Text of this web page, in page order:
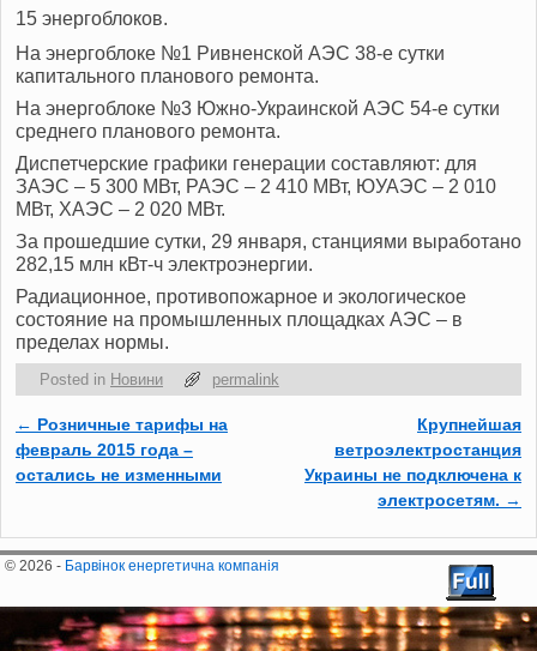
15 энергоблоков.
На энергоблоке №1 Ривненской АЭС 38-е сутки
капитального планового ремонта.
На энергоблоке №3 Южно-Украинской АЭС 54-е сутки
среднего планового ремонта.
Диспетчерские графики генерации составляют: для
ЗАЭС – 5 300 МВт, РАЭС – 2 410 МВт, ЮУАЭС – 2 010
МВт, ХАЭС – 2 020 МВт.
За прошедшие сутки, 29 января, станциями выработано
282,15 млн кВт-ч электроэнергии.
Радиационное, противопожарное и экологическое
состояние на промышленных площадках АЭС ‒ в
пределах нормы.
Posted in Новини permalink
Post navigation
← Розничные тарифы на
февраль 2015 года –
остались не изменными
Крупнейшая
ветроэлектростанция
Украины не подключена к
электросетям. →
© 2026 - Барвінок енергетична компанія